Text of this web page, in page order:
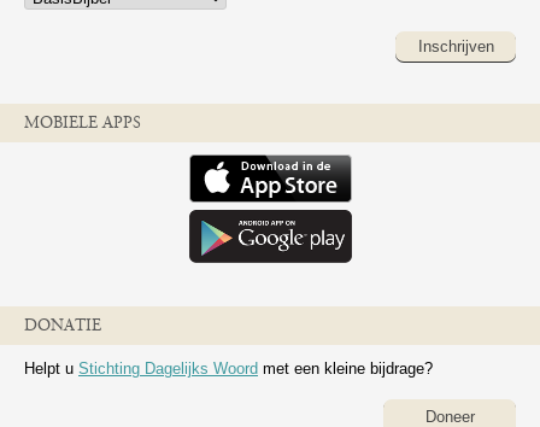
Inschrijven
MOBIELE APPS
DONATIE
Helpt u Stichting Dagelijks Woord met een kleine bijdrage?
Doneer